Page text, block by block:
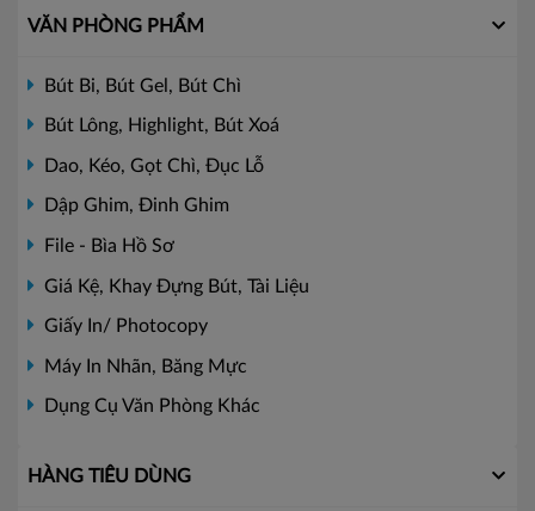
VĂN PHÒNG PHẨM
Bút Bi, Bút Gel, Bút Chì
Bút Lông, Highlight, Bút Xoá
Dao, Kéo, Gọt Chì, Đục Lỗ
Dập Ghim, Đinh Ghim
File - Bìa Hồ Sơ
Giá Kệ, Khay Đựng Bút, Tài Liệu
Giấy In/ Photocopy
Máy In Nhãn, Băng Mực
Dụng Cụ Văn Phòng Khác
HÀNG TIÊU DÙNG